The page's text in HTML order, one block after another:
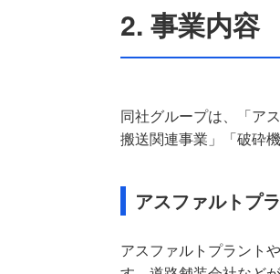
2. 事業内容
同社グループは、「ア
搬送関連事業」「破砕
アスファルトプ
アスファルトプラント